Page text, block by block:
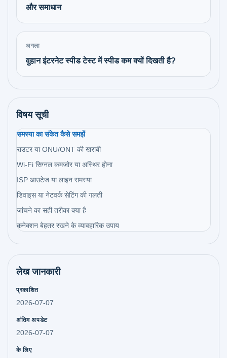
और समाधान
अगला
वुहान इंटरनेट स्पीड टेस्ट में स्पीड कम क्यों दिखती है?
विषय सूची
समस्या का संकेत कैसे समझें
राउटर या ONU/ONT की खराबी
Wi-Fi सिग्नल कमजोर या अस्थिर होना
ISP आउटेज या लाइन समस्या
डिवाइस या नेटवर्क सेटिंग की गलती
जांचने का सही तरीका क्या है
कनेक्शन बेहतर रखने के व्यावहारिक उपाय
लेख जानकारी
प्रकाशित
2026-07-07
अंतिम अपडेट
2026-07-07
के लिए